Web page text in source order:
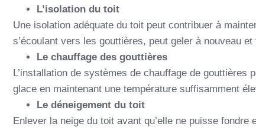
L’isolation du toit
Une isolation adéquate du toit peut contribuer à
s’écoulant vers les gouttières, peut geler à nouveau et
Le chauffage des gouttières
L’installation de systèmes de chauffage de
glace en maintenant une température suffisamment
Le déneigement du toit
Enlever la neige du toit avant qu’elle ne puisse